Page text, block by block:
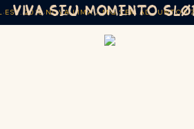
2018·NOVA LIMA / MG·SEM ADJUNTOS·
SEU MOMENTO SLØD·